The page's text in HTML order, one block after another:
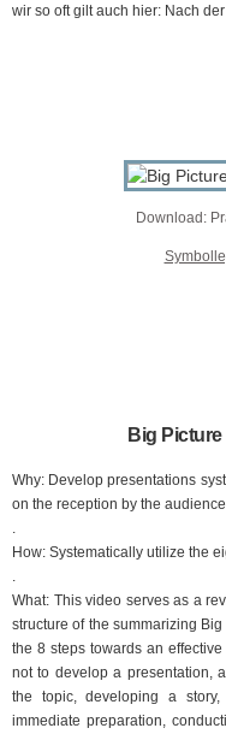
wir so oft gilt auch hier: Nach
Download:
Big
Why: Develop presentations
on the reception by the
.
How: Systematically utilize the
.
What: This video serves as a
structure of the summarizing
the 8 steps towards an
not to develop a presentation,
the topic, developing a
immediate preparation,